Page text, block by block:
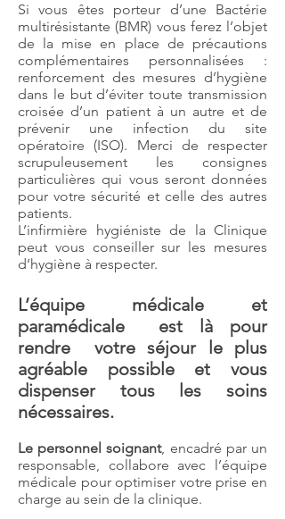
Si vous êtes porteur d’une Bactérie
multirésistante (BMR) vous ferez l’objet
de la mise en place de précautions
complémentaires personnalisées :
renforcement des mesures d’hygiène
dans le but d’éviter toute transmission
croisée d’un patient à un autre et de
prévenir une infection du site
opératoire (ISO). Merci de respecter
scrupuleusement les consignes
particulières qui vous seront données
pour votre sécurité et celle des autres
patients.
L’infirmière hygiéniste de la Clinique
peut vous conseiller sur les mesures
d’hygiène à respecter.
L’équipe médicale et
paramédicale est là pour
rendre votre séjour le plus
agréable possible et vous
dispenser tous les soins
nécessaires.
Le personnel soignant, encadré par un
responsable, collabore avec l’équipe
médicale pour optimiser votre prise en
charge au sein de la clinique.